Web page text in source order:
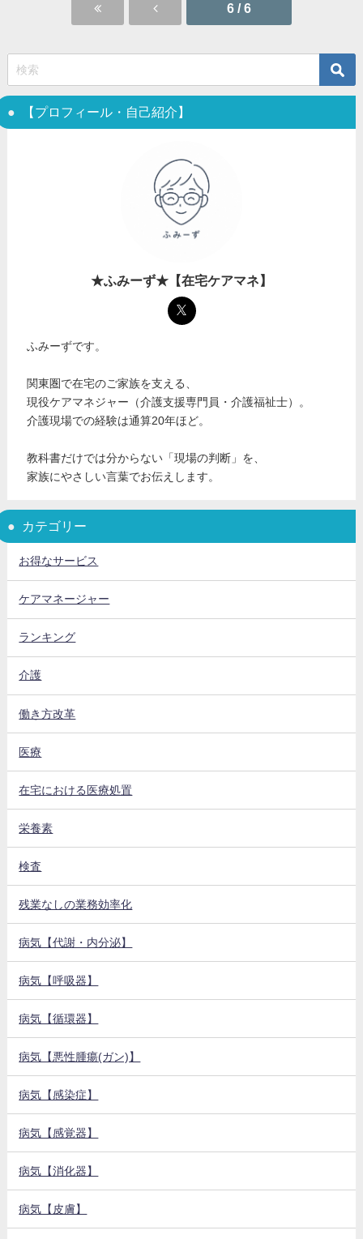
6 / 6
【プロフィール・自己紹介】
★ふみーず★【在宅ケアマネ】
ふみーずです。
関東圏で在宅のご家族を支える、
現役ケアマネジャー（介護支援専門員・介護福祉士）。
介護現場での経験は通算20年ほど。
教科書だけでは分からない「現場の判断」を、
家族にやさしい言葉でお伝えします。
カテゴリー
お得なサービス
ケアマネージャー
ランキング
介護
働き方改革
医療
在宅における医療処置
栄養素
検査
残業なしの業務効率化
病気【代謝・内分泌】
病気【呼吸器】
病気【循環器】
病気【悪性腫瘍(ガン)】
病気【感染症】
病気【感覚器】
病気【消化器】
病気【皮膚】